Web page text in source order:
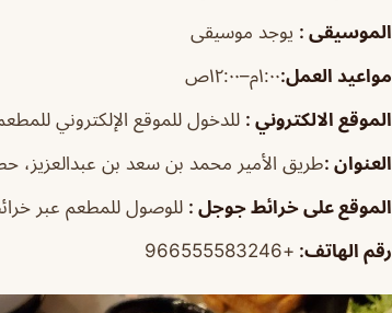
الموسيقى : يوجد موسيقى
مواعيد العمل:١:٠٠م–١٢:٠٠ص
الموقع الالكتروني : للدخول للموقع الإلكتروني
العنوان :طريق الأمير محمد بن سعد بن عبدالعزيز، حطين، الرياض 13512،
الموقع على خرائط جوجل : للوصول للمطعم عبر
رقم الهاتف:
+966555583246